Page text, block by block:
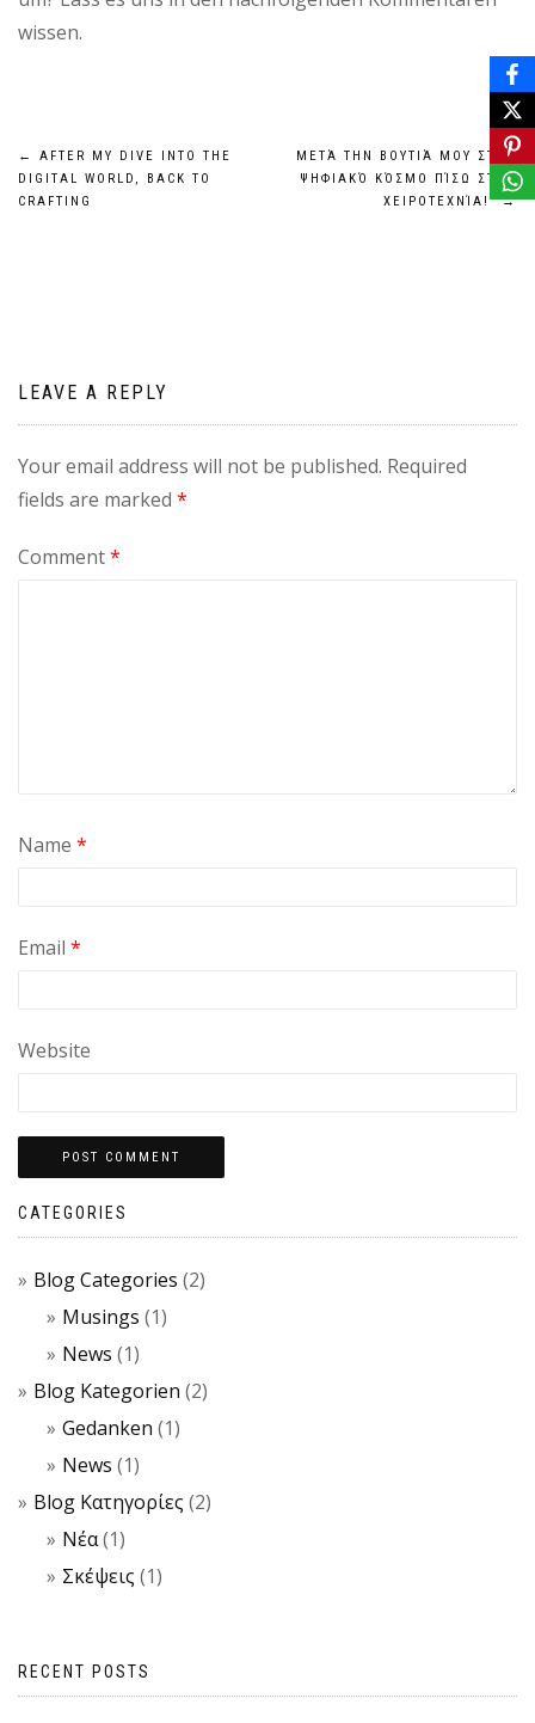
wissen.
Post
navigation
←
AFTER MY DIVE INTO THE
DIGITAL WORLD, BACK TO
CRAFTING
ΜΕΤΆ ΤΗΝ ΒΟΥΤΙΆ ΜΟΥ ΣΤΟΝ
ΨΗΦΙΑΚΌ ΚΌΣΜΟ ΠΊΣΩ ΣΤΗΝ
ΧΕΙΡΟΤΕΧΝΊΑ!→
LEAVE A REPLY
Your email address will not be published. Required
fields are marked *
Comment*
Name *
Email *
Website
CATEGORIES
Blog Categories (2)
Musings (1)
News (1)
Blog Kategorien (2)
Gedanken (1)
News (1)
Blog Κατηγορίες (2)
Νέα(1)
Σκέψεις (1)
RECENT POSTS